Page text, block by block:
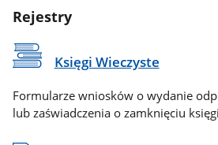
Rejestry
Księgi Wieczyste
Formularze wniosków o wydanie
lub zaświadczenia o zamknięciu